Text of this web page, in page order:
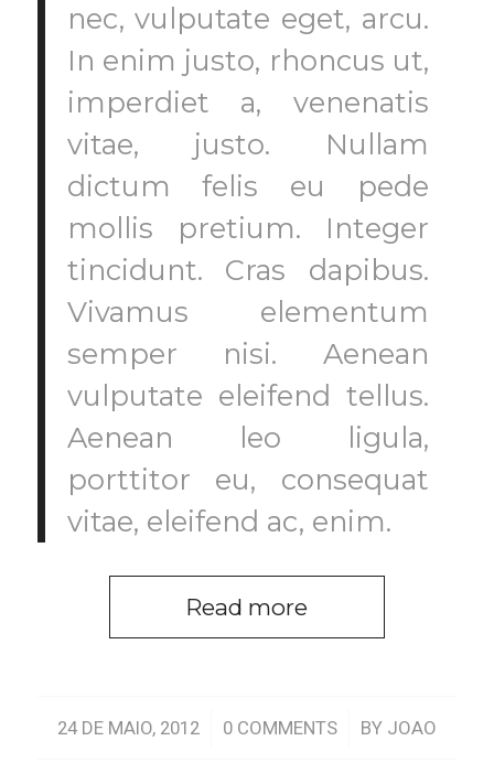
nec, vulputate eget, arcu.
In enim justo, rhoncus ut,
imperdiet a, venenatis
vitae, justo. Nullam
dictum felis eu pede
mollis pretium. Integer
tincidunt. Cras dapibus.
Vivamus elementum
semper nisi. Aenean
vulputate eleifend tellus.
Aenean leo ligula,
porttitor eu, consequat
vitae, eleifend ac, enim.
Read more
24 DE MAIO, 2012
/ 0 COMMENTS
/ BY JOAO